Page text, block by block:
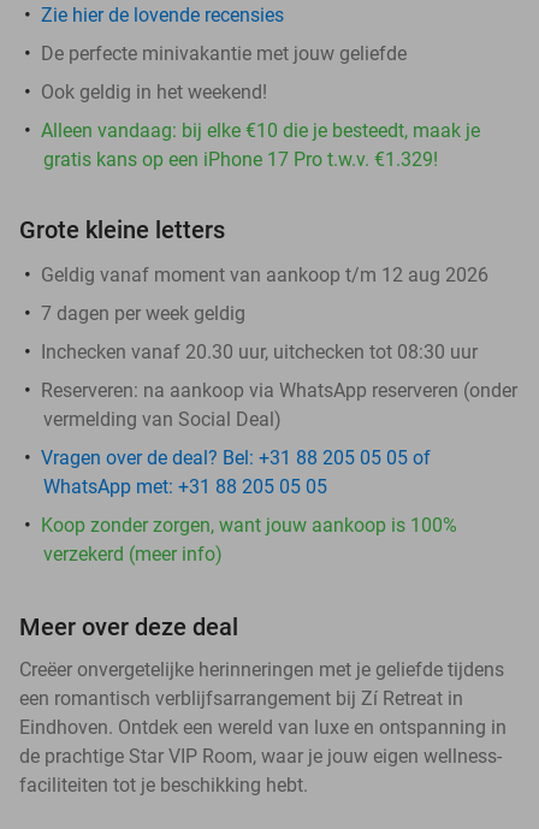
Zie hier de lovende recensies
De perfecte minivakantie met jouw geliefde
Ook geldig in het weekend!
Alleen vandaag: bij elke €10 die je besteedt, maak je
gratis kans op een iPhone 17 Pro t.w.v. €1.329!
Grote kleine letters
Geldig vanaf moment van aankoop t/m 12 aug 2026
7 dagen per week geldig
​Inchecken vanaf 20.30 uur, uitchecken tot 08:30 uur
Reserveren: na aankoop via WhatsApp reserveren (onder
vermelding van Social Deal)
Vragen over de deal? Bel: +31 88 205 05 05 of
WhatsApp met: +31 88 205 05 05
Koop zonder zorgen, want jouw aankoop is 100%
verzekerd (meer info)
Meer over deze deal
Creëer onvergetelijke herinneringen met je geliefde tijdens
een romantisch verblijfsarrangement bij Zí Retreat in
Eindhoven. Ontdek een wereld van luxe en ontspanning in
de prachtige Star VIP Room, waar je jouw eigen wellness-
faciliteiten tot je beschikking hebt.